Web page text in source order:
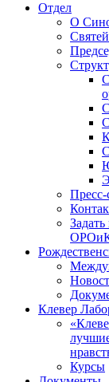
Отдел
О
Пресс-
Клевер
Курсы